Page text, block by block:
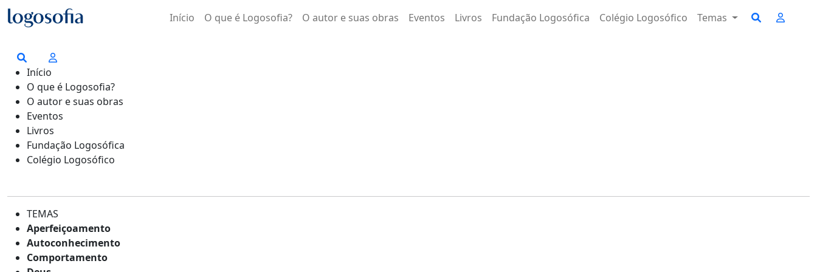
Início O que é Logosofia? O autor e suas obras Eventos Livros Fundação Logosófica Colégio Logosófico Temas
Início
O que é Logosofia?
O autor e suas obras
Eventos
Livros
Fundação Logosófica
Colégio Logosófico
TEMAS
Aperfeiçoamento
Autoconhecimento
Comportamento